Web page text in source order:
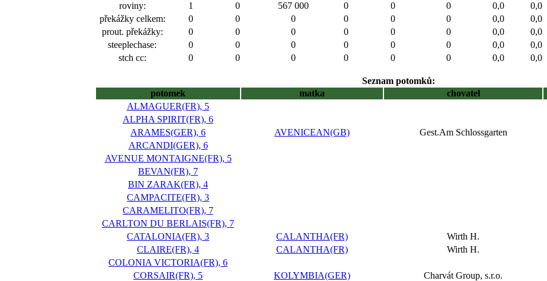
roviny:
1 0 567 000 0 0 0 0,0
0,0
překážky celkem:
0 0 0 0 0 0 0,0
0,0
prout. překážky:
0 0 0 0 0 0 0,0
0,0
steeplechase:
0 0 0 0 0 0 0,0
0,0
stch cc:
0 0 0 0 0 0 0,0 0,0
Seznam potomků:
potomek
matka chovatel
ALMAGUER(FR), 5
ALPHA SPIRIT(FR), 6
ARAMES(GER), 6
AVENICEAN(GB) Gest.Am Schlossgarten
ARCANDI(GER), 6
AVENUE MONTAIGNE(FR), 5
BEVAN(FR), 7
BIN ZARAK(FR), 4
CAMPACITE(FR), 3
CARAMELITO(FR), 7
CARLTON DU BERLAIS(FR), 7
CATALONIA(FR), 3
CALANTHA(FR) Wirth H.
CLAIRE(FR), 4
CALANTHA(FR) Wirth H.
COLONIA VICTORIA(FR), 6
CORSAIR(FR), 5
KOLYMBIA(GER) Charvát Group, s.r.o.